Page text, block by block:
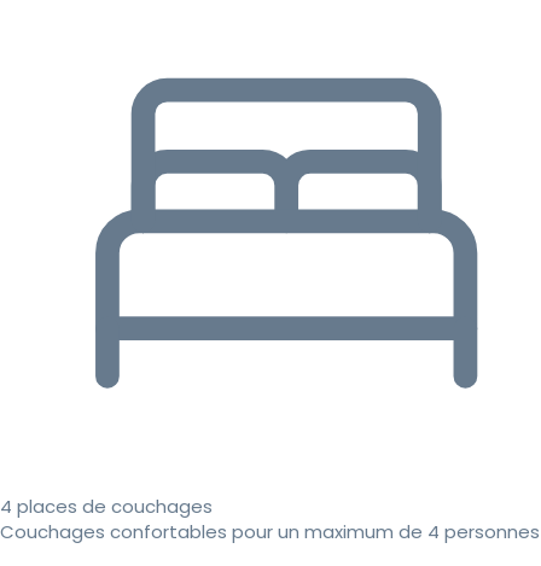
4 places de couchages
Couchages confortables pour un maximum de 4 personnes